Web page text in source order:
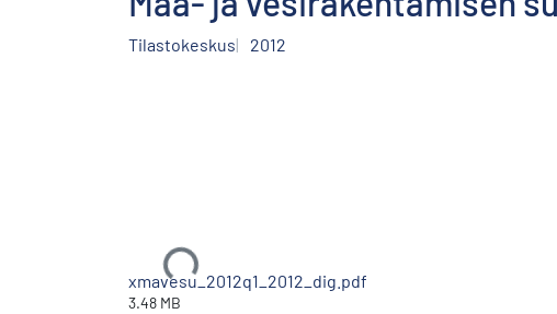
Tilastokeskus 2012
Ladataan...
xmavesu_2012q1_2012_dig.pdf
3.48 MB